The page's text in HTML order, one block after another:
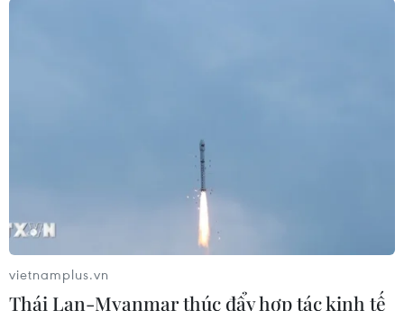
thống nhất với Hội Khmer-Việt Nam tại
Campuchia để triển khai thực hiện./.
vietnamplus.vn
Thái Lan-Myanmar thúc đẩy hợp tác kinh tế